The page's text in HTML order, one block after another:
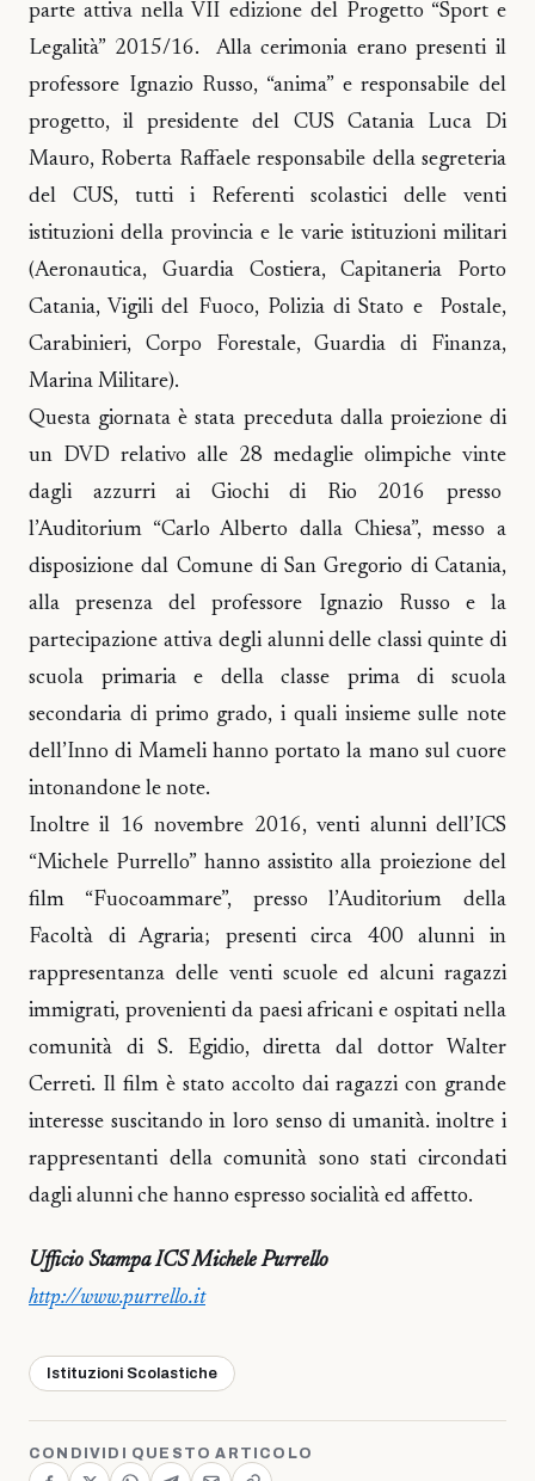
parte attiva nella VII edizione del Progetto “Sport e
Legalità” 2015/16. Alla cerimonia erano presenti il
professore Ignazio Russo, “anima” e responsabile del
progetto, il presidente del CUS Catania Luca Di
Mauro, Roberta Raffaele responsabile della segreteria
del CUS, tutti i Referenti scolastici delle venti
istituzioni della provincia e le varie istituzioni militari
(Aeronautica, Guardia Costiera, Capitaneria Porto
Catania, Vigili del Fuoco, Polizia di Stato e Postale,
Carabinieri, Corpo Forestale, Guardia di Finanza,
Marina Militare).
Questa giornata è stata preceduta dalla proiezione di
un DVD relativo alle 28 medaglie olimpiche vinte
dagli azzurri ai Giochi di Rio 2016 presso
l’Auditorium “Carlo Alberto dalla Chiesa”, messo a
disposizione dal Comune di San Gregorio di Catania,
alla presenza del professore Ignazio Russo e la
partecipazione attiva degli alunni delle classi quinte di
scuola primaria e della classe prima di scuola
secondaria di primo grado, i quali insieme sulle note
dell’Inno di Mameli hanno portato la mano sul cuore
intonandone le note.
Inoltre il 16 novembre 2016, venti alunni dell’ICS
“Michele Purrello” hanno assistito alla proiezione del
film “Fuocoammare”, presso l’Auditorium della
Facoltà di Agraria; presenti circa 400 alunni in
rappresentanza delle venti scuole ed alcuni ragazzi
immigrati, provenienti da paesi africani e ospitati nella
comunità di S. Egidio, diretta dal dottor Walter
Cerreti. Il film è stato accolto dai ragazzi con grande
interesse suscitando in loro senso di umanità. inoltre i
rappresentanti della comunità sono stati circondati
dagli alunni che hanno espresso socialità ed affetto.
Ufficio Stampa ICS Michele Purrello
http://www.purrello.it
Istituzioni Scolastiche
CONDIVIDI QUESTO ARTICOLO